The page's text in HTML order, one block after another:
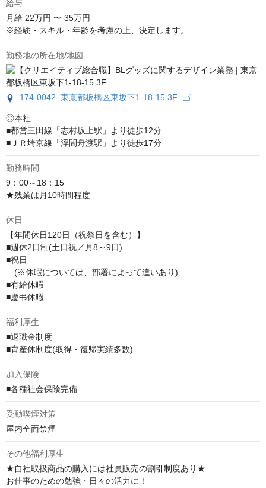
給与
月給 22万円 〜 35万円
※経験・スキル・年齢を考慮の上、決定します。
勤務地の所在地/地図
174-0042 東京都板橋区東坂下1-18-15 3F
◎本社
■都営三田線「志村坂上駅」より徒歩12分
■ＪＲ埼京線「浮間舟渡駅」より徒歩17分
勤務時間
9：00～18：15
★残業は月10時間程度
休日
【年間休日120日（祝祭日を含む）】
■週休2日制(土日祝／月8～9日)
■祝日
(※休暇については、部署によって違いあり)
■有給休暇
■慶弔休暇
福利厚生
■退職金制度
■育産休制度(取得・復帰実績多数)
加入保険
■各種社会保険完備
受動喫煙対策
屋内全面禁煙
その他福利厚生
★自社取扱商品の購入には社員販売の割引制度あり★
お仕事のための勉強・日々の活力に！